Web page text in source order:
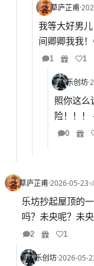
草庐芷甫·
我等大好男
间卿卿我我
1 1
乐创坊·
照你这么
险！！
0
草庐芷甫·2026-05-23·
乐坊抄起屋顶的
吗？未央呢？未
2 1
乐创坊·2026-05-